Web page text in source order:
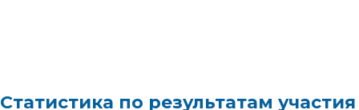
Статистика по результатам участия